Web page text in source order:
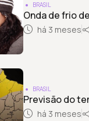
BRASIL
Onda de frio
há 3 meses
BRASIL
Previsão do
há 3 meses